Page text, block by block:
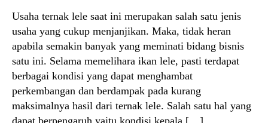
Usaha ternak lele saat ini merupakan salah satu jenis
usaha yang cukup menjanjikan. Maka, tidak heran
apabila semakin banyak yang meminati bidang bisnis
satu ini. Selama memelihara ikan lele, pasti terdapat
berbagai kondisi yang dapat menghambat
perkembangan dan berdampak pada kurang
maksimalnya hasil dari ternak lele. Salah satu hal yang
dapat berpengaruh yaitu kondisi kepala […]